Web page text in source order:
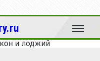
Меню
и лоджий